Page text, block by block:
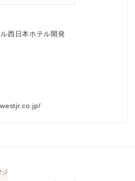
西日本ホテル開発